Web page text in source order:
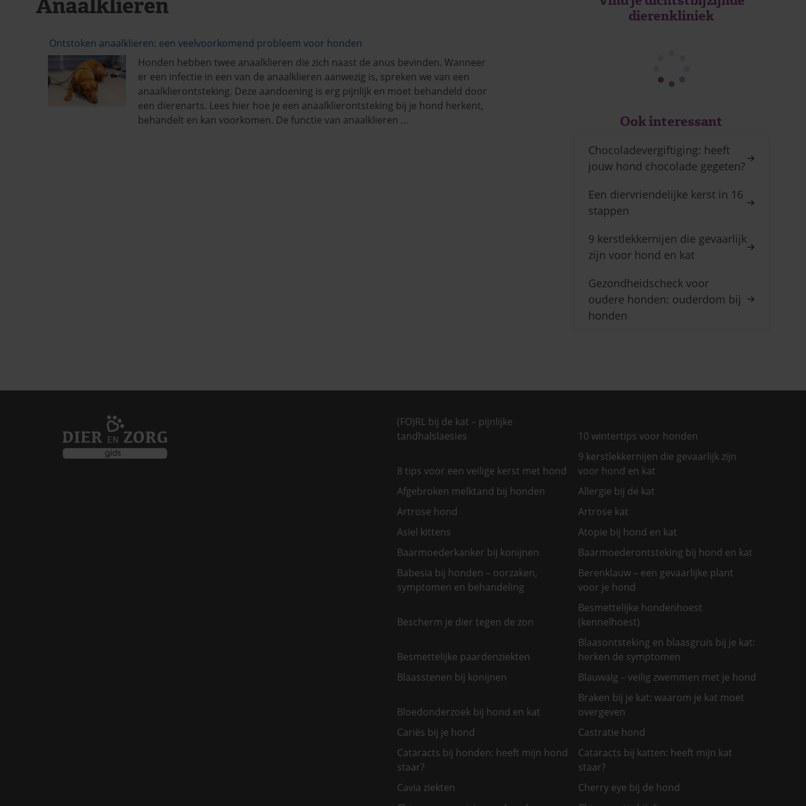
Ontstoken anaalklieren: een veelvoorkomend probleem voor honden
Honden hebben twee anaalklieren die zich naast de anus bevinden. Wanneer
er een infectie in een van de anaalklieren aanwezig is, spreken we van een
anaalklierontsteking. Deze aandoening is erg pijnlijk en moet behandeld door
een dierenarts. Lees hier hoe je een anaalklierontsteking bij je hond herkent,
behandelt en kan voorkomen. De functie van anaalklieren …
dierenkliniek
Ook interessant
Chocoladevergiftiging: heeft
jouw hond chocolade gegeten?
Een diervriendelijke kerst in 16
stappen
9 kerstlekkernijen die gevaarlijk
zijn voor hond en kat
Gezondheidscheck voor
oudere honden: ouderdom bij
honden
(FO)RL bij de kat – pijnlijke
tandhalslaesies
10 wintertips voor honden
8 tips voor een veilige kerst met hond
9 kerstlekkernijen die gevaarlijk zijn
voor hond en kat
Afgebroken melktand bij honden
Allergie bij de kat
Artrose hond
Artrose kat
Asiel kittens
Atopie bij hond en kat
Baarmoederkanker bij konijnen
Baarmoederontsteking bij hond en kat
Babesia bij honden – oorzaken,
symptomen en behandeling
Berenklauw – een gevaarlijke plant
voor je hond
Bescherm je dier tegen de zon
Besmettelijke hondenhoest
(kennelhoest)
Besmettelijke paardenziekten
Blaasontsteking en blaasgruis bij je kat:
herken de symptomen
Blaasstenen bij konijnen
Blauwalg – veilig zwemmen met je hond
Bloedonderzoek bij hond en kat
Braken bij je kat: waarom je kat moet
overgeven
Cariës bij je hond
Castratie hond
Cataracts bij honden: heeft mijn hond
staar?
Cataracts bij katten: heeft mijn kat
staar?
Cavia ziekten
Cherry eye bij de hond